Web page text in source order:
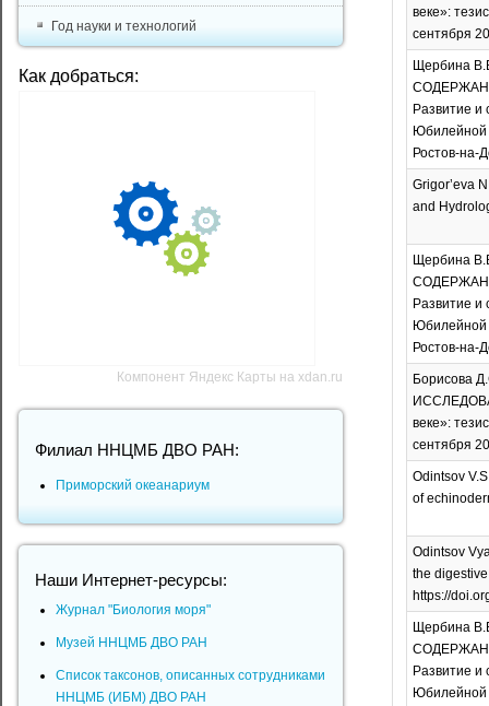
веке»:
сентября
Щербина
Развитие и
Юбилейной
Ростов-на-
Grigor’eva
and
Щербина
Развитие и
Юбилейной
Ростов-на-
Борисова
веке»:
сентября
Odintsov
of
Odintsov
the
https://
Щербина
Развитие и
Юбилейной
Год науки и технологий
Как добраться:
Компонент Яндекс Карты на xdan.ru
Филиал ННЦМБ ДВО РАН:
Приморский океанариум
Наши Интернет-ресурсы:
Журнал "Биология моря"
Музей ННЦМБ ДВО РАН
Список таксонов, описанных сотрудниками
ННЦМБ (ИБМ) ДВО РАН